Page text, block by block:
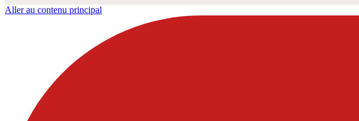
Aller au contenu principal